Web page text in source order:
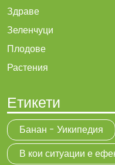
Здраве
Зеленчуци
Плодове
Растения
Етикети
Банан - Уикипедия
В кои ситуации е